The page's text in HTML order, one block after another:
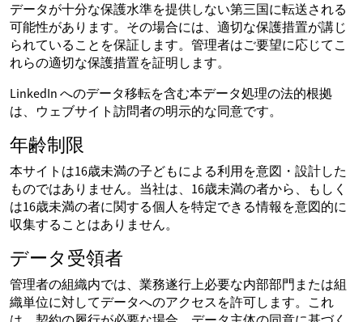
データが十分な保護水準を提供しない第三国に転送される
可能性があります。その場合には、適切な保護措置が講じ
られていることを保証します。管理者はご要望に応じてこ
れらの適切な保護措置を証明します。
LinkedIn へのデータ移転を含む本データ処理の法的根拠
は、ウェブサイト訪問者の明示的な同意です。
年齢制限
本サイトは16歳未満の子どもによる利用を意図・設計した
ものではありません。当社は、16歳未満の者から、もしく
は16歳未満の者に関する個人を特定できる情報を意図的に
収集することはありません。
データ受領者
管理者の組織内では、業務遂行上必要な内部部門または組
織単位に対してデータへのアクセスを許可します。これ